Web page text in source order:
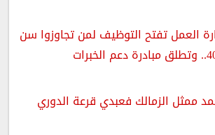
العمل تفتح التوظيف لمن تجاوزوا سن
ممثل الزمالك فعبدي قرعة الدوري